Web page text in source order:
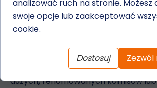
W Autofin dajemy również możliwość
komisu zewnętrznego. W takim
wymagana jest wyższa wpłata
W tym przypadku kupujemy pojazdy
dużych, renomowanych komisów
analizować ruch na stronie. Możesz
swoje opcje lub zaakceptować
cookie.
Dostosuj